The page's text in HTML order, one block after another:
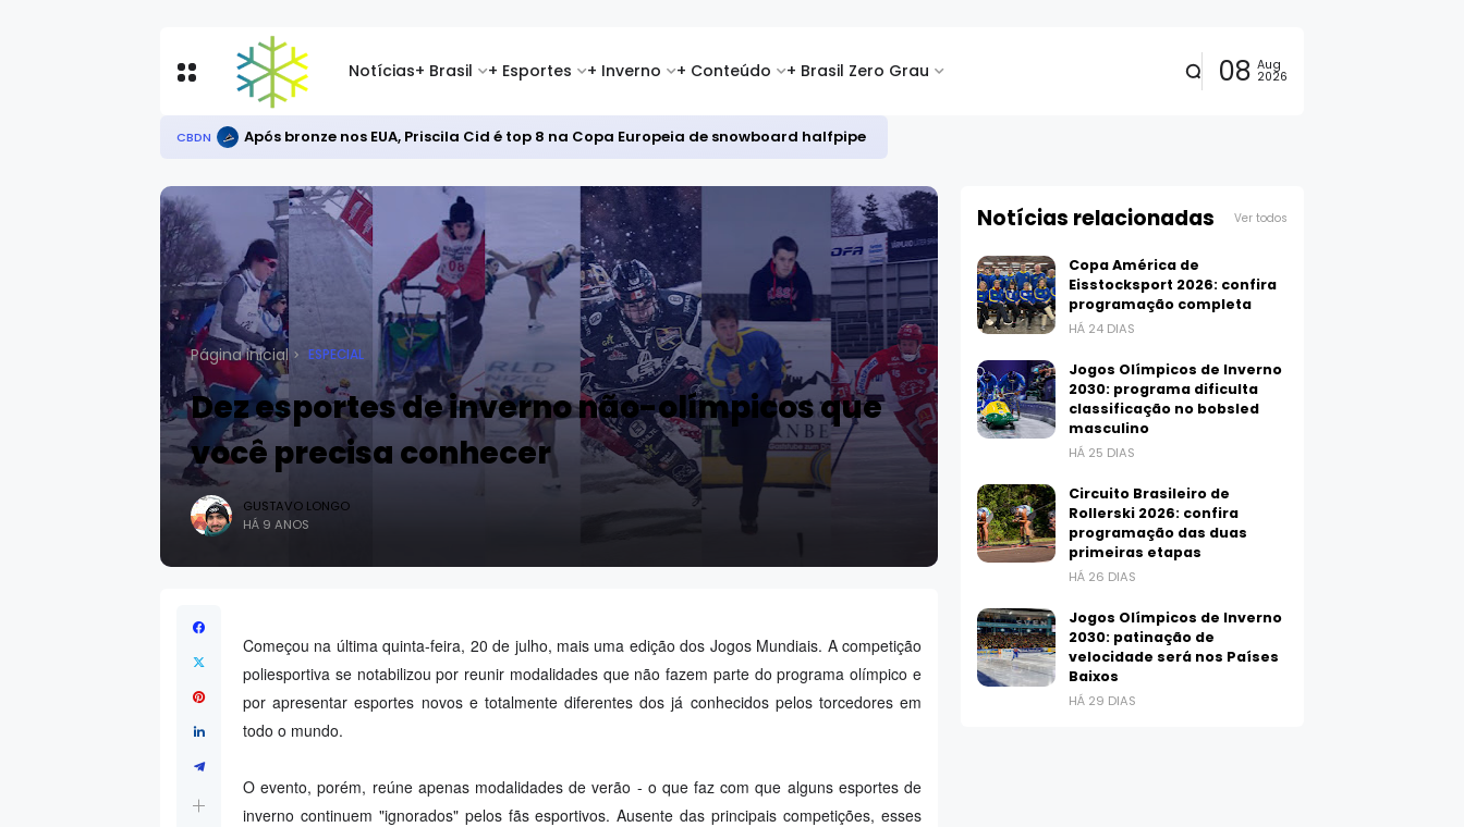
Notícias+ Brasil + Esportes + Inverno + Conteúdo + Brasil Zero Grau 08 Aug
2026
CBDN Circuito Brasileiro de Rollerski 2026: favoritos se destacam na abertura da temporada
Página inicial ESPECIAL
Dez esportes de inverno não-olímpicos que
você precisa conhecer
GUSTAVO LONGO
HÁ 9 ANOS
Começou na última quinta-feira, 20 de julho, mais uma edição dos Jogos Mundiais. A competição
poliesportiva se notabilizou por reunir modalidades que não fazem parte do programa olímpico e
por apresentar esportes novos e totalmente diferentes dos já conhecidos pelos torcedores em
todo o mundo.
O evento, porém, reúne apenas modalidades de verão - o que faz com que alguns esportes de
inverno continuem "ignorados" pelos fãs esportivos. Ausente das principais competições, esses
Notícias relacionadas Ver todos
Copa América de
Eisstocksport 2026: confira
programação completa
HÁ 24 DIAS
Jogos Olímpicos de Inverno
2030: programa dificulta
classificação no bobsled
masculino
HÁ 25 DIAS
Circuito Brasileiro de
Rollerski 2026: confira
programação das duas
primeiras etapas
HÁ 26 DIAS
Jogos Olímpicos de Inverno
2030: patinação de
velocidade será nos Países
Baixos
HÁ 29 DIAS